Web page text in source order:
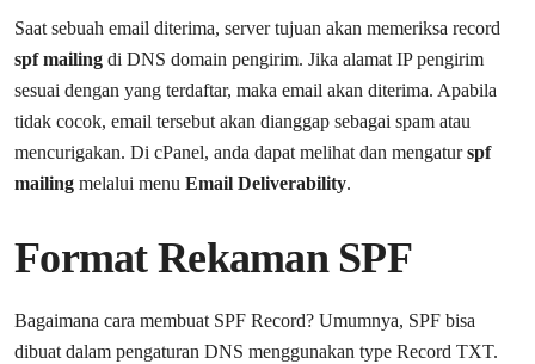
Saat sebuah email diterima, server tujuan akan memeriksa record
spf mailing di DNS domain pengirim. Jika alamat IP pengirim
sesuai dengan yang terdaftar, maka email akan diterima. Apabila
tidak cocok, email tersebut akan dianggap sebagai spam atau
mencurigakan. Di cPanel, anda dapat melihat dan mengaturspf
mailing melalui menu Email Deliverability.
Format Rekaman SPF
Bagaimana cara membuat SPF Record? Umumnya, SPF bisa
dibuat dalam pengaturan DNS menggunakan type Record TXT.